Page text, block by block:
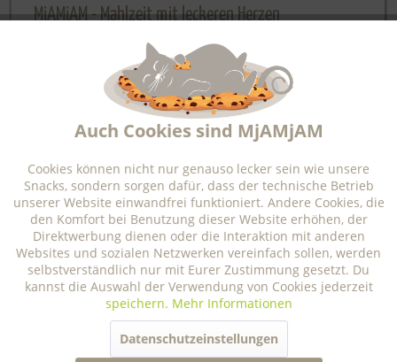
MjAMjAM - Mahlzeit mit leckeren Herzen
(8,95 € * / 1 Kilogramm)
1,79 € *
Größe
Lieferzeit ca. 3-5 Tage
Tracking Aktiv
Personalisierung Aktiv
Service Aktiv
Auch Cookies sind MjAMjAM
Cookies können nicht nur genauso lecker sein wie unsere
Snacks, sondern sorgen dafür, dass der technische Betrieb
unserer Website einwandfrei funktioniert. Andere Cookies, die
den Komfort bei Benutzung dieser Website erhöhen, der
Direktwerbung dienen oder die Interaktion mit anderen
Websites und sozialen Netzwerken vereinfach sollen, werden
selbstverständlich nur mit Eurer Zustimmung gesetzt. Du
kannst die Auswahl der Verwendung von Cookies jederzeit
speichern. Mehr Informationen
Datenschutzeinstellungen